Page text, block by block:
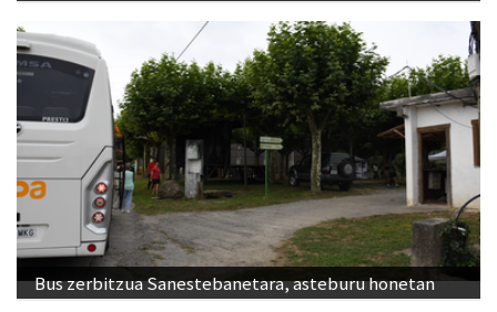
Bus zerbitzua Sanestebanetara, asteburu honetan